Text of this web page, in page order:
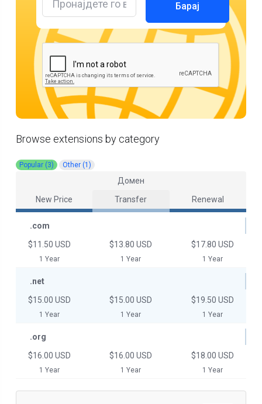
Барај
Browse extensions by category
Popular (3) Other (1)
Домен
New Price
Transfer Renewal
.com
$11.50 USD
1 Year
$13.80 USD
1 Year
$17.80 USD
1 Year
.net
$15.00 USD
1 Year
$15.00 USD
1 Year
$19.50 USD
1 Year
.org
$16.00 USD
1 Year
$16.00 USD
1 Year
$18.00 USD
1 Year